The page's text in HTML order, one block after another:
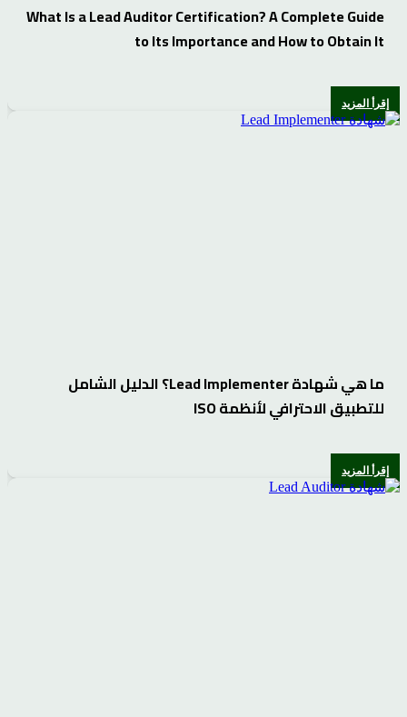
What Is a Lead Auditor Certification? A Complete Guide
to Its Importance and How to Obtain It
إقرأ المزيد
ما هي شهادة Lead Implementer؟ الدليل الشامل
للتطبيق الاحترافي لأنظمة ISO
إقرأ المزيد